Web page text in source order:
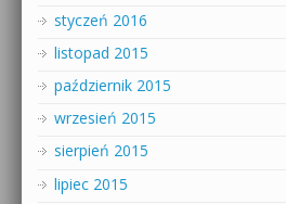
styczeń 2016
listopad 2015
październik 2015
wrzesień 2015
sierpień 2015
lipiec 2015